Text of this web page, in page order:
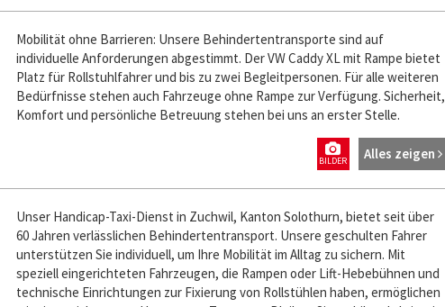
Mobilität ohne Barrieren: Unsere Behindertentransporte sind auf
individuelle Anforderungen abgestimmt. Der VW Caddy XL mit Rampe bietet
Platz für Rollstuhlfahrer und bis zu zwei Begleitpersonen. Für alle weiteren
Bedürfnisse stehen auch Fahrzeuge ohne Rampe zur Verfügung. Sicherheit,
Komfort und persönliche Betreuung stehen bei uns an erster Stelle.
Alles zeigen
BILDER
Unser Handicap-Taxi-Dienst in Zuchwil, Kanton Solothurn, bietet seit über
60 Jahren verlässlichen Behindertentransport. Unsere geschulten Fahrer
unterstützen Sie individuell, um Ihre Mobilität im Alltag zu sichern. Mit
speziell eingerichteten Fahrzeugen, die Rampen oder Lift-Hebebühnen und
technische Einrichtungen zur Fixierung von Rollstühlen haben, ermöglichen